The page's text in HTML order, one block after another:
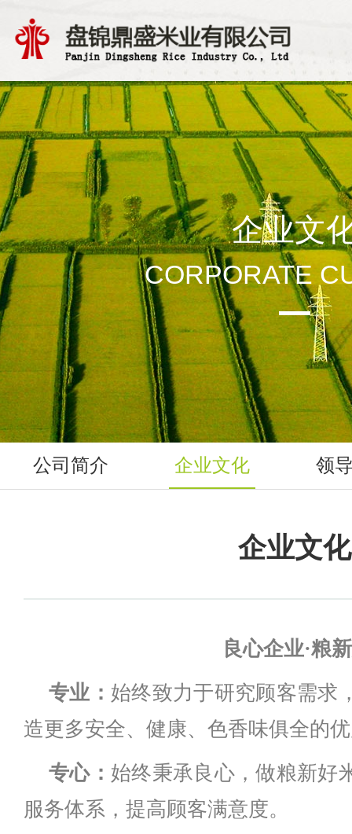
企业文
CORPORATE
公司简介 企业文化 领
企业文化
良心企业·粮
专业： 始终致力于研究顾客需求
造更多安全、健康、色香味俱全的
专心： 始终秉承良心，做粮新好
服务体系，提高顾客满意度。